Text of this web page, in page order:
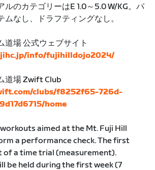
ルのカテゴリーはE 1.0～5.0 W/KG。パ
ムなし、ドラフティングなし。
道場 公式ウェブサイト
info/fujihilldojo2024/
道場 Zwift Club
clubs/f8252f65-726d-
home
aimed at the Mt. Fuji Hill
a performance check. The first
of a time trial (measurement).
be held during the first week (7